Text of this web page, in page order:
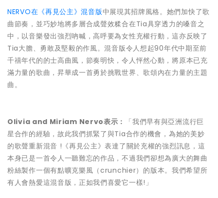
NERVO在《再見公主》混音版中展現其招牌風格。她們加快了歌
曲節奏，並巧妙地將多層合成聲效糅合在Tia具穿透力的嗓音之
中，以音樂發出強烈吶喊，高呼要為女性充權行動，這亦反映了
Tia大膽、勇敢及堅毅的作風。混音版令人想起90年代中期至前
千禧年代的的士高曲風，節奏明快，令人怦然心動，將原本已充
滿力量的歌曲，昇華成一首勇於挑戰世界、歌頌內在力量的主題
曲。
Olivia and Miriam Nervo表示：
「我們早有與亞洲流行巨
星合作的經驗，故此我們抓緊了與Tia合作的機會，為她的美妙
的歌聲重新混音 !《再見公主》表達了關於充權的強烈訊息，這
本身已是一首令人一聽難忘的作品，不過我們卻想為廣大的舞曲
粉絲製作一個有點曠克樂風（crunchier）的版本。我們希望所
有人會熱愛這混音版，正如我們喜愛它一樣!」